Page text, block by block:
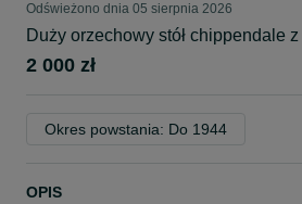
Odświeżono dnia 05 sierpnia 2026
Duży orzechowy stół chippendale
2 000 zł
Okres powstania: Do 1944
OPIS